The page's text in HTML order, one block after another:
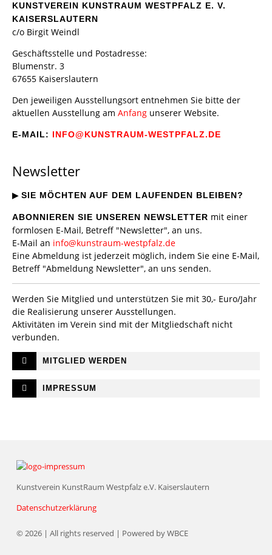
KUNSTVEREIN KUNSTRAUM WESTPFALZ E. V.
KAISERSLAUTERN
c/o Birgit Weindl
Geschäftsstelle und Postadresse:
Blumenstr. 3
67655 Kaiserslautern
Den jeweiligen Ausstellungsort entnehmen Sie bitte der
aktuellen Ausstellung am Anfang unserer Website.
E-MAIL: INFO@KUNSTRAUM-WESTPFALZ.DE
Newsletter
▶ SIE MÖCHTEN AUF DEM LAUFENDEN BLEIBEN?
ABONNIEREN SIE UNSEREN NEWSLETTER mit einer
formlosen E-Mail, Betreff "Newsletter", an uns.
E-Mail an info@kunstraum-westpfalz.de
Eine Abmeldung ist jederzeit möglich, indem Sie eine E-Mail,
Betreff "Abmeldung Newsletter", an uns senden.
Werden Sie Mitglied und unterstützen Sie mit 30,- Euro/Jahr
die Realisierung unserer Ausstellungen.
Aktivitäten im Verein sind mit der Mitgliedschaft nicht
verbunden.
MITGLIED WERDEN
IMPRESSUM
Kunstverein KunstRaum Westpfalz e.V. Kaiserslautern
Datenschutzerklärung
© 2026 | All rights reserved | Powered by WBCE